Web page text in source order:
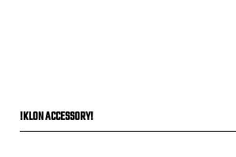
!KLON ACCESSORY!